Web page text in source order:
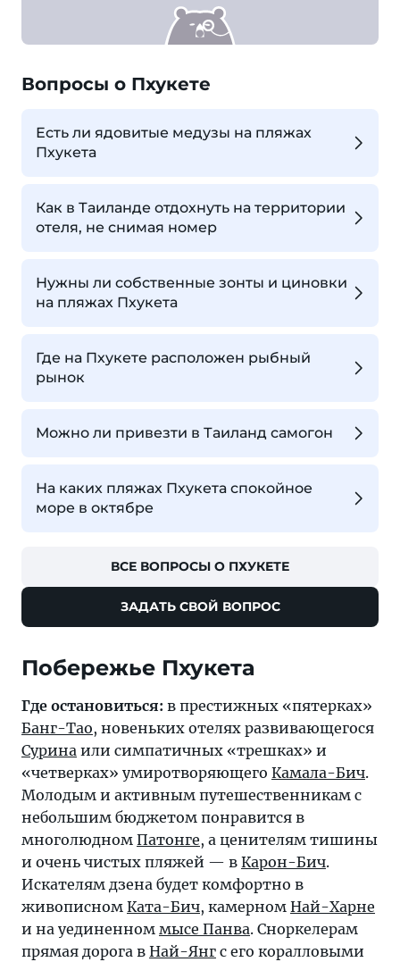
Вопросы о Пхукете
Есть ли ядовитые медузы на пляжах
Пхукета
Как в Таиланде отдохнуть на территории
отеля, не снимая номер
Нужны ли собственные зонты и циновки
на пляжах Пхукета
Где на Пхукете расположен рыбный
рынок
Можно ли привезти в Таиланд самогон
На каких пляжах Пхукета спокойное
море в октябре
ВСЕ ВОПРОСЫ О ПХУКЕТЕ
ЗАДАТЬ СВОЙ ВОПРОС
Где остановиться: в престижных «пятерках»
Банг-Тао, новеньких отелях развивающегося
Сурина или симпатичных «трешках» и
«четверках» умиротворяющего Камала-Бич.
Молодым и активным путешественникам с
небольшим бюджетом понравится в
многолюдном Патонге, а ценителям тишины
и очень чистых пляжей — в Карон-Бич.
Искателям дзена будет комфортно в
живописном Ката-Бич, камерном Най-Харне
и на уединенном мысе Панва. Сноркелерам
прямая дорога в Най-Янг с его коралловыми